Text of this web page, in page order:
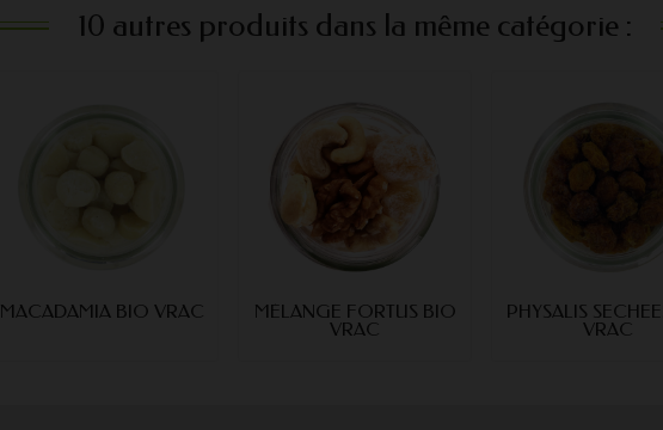
10 autres produits dans la même catégorie :
MACADAMIA BIO VRAC
MÉLANGE FORTUS BIO
VRAC
PHYSALIS
VRAC